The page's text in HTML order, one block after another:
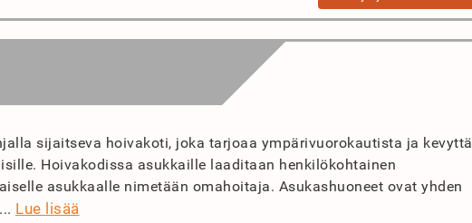
sijaitseva hoivakoti, joka tarjoaa ympärivuorokautista ja kevyttä
Hoivakodissa asukkaille laaditaan henkilökohtainen
asukkaalle nimetään omahoitaja. Asukashuoneet ovat yhden
Lue lisää